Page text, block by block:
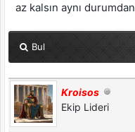
az kalsın aynı durumdan
Bul
Kroisos
Ekip Lideri